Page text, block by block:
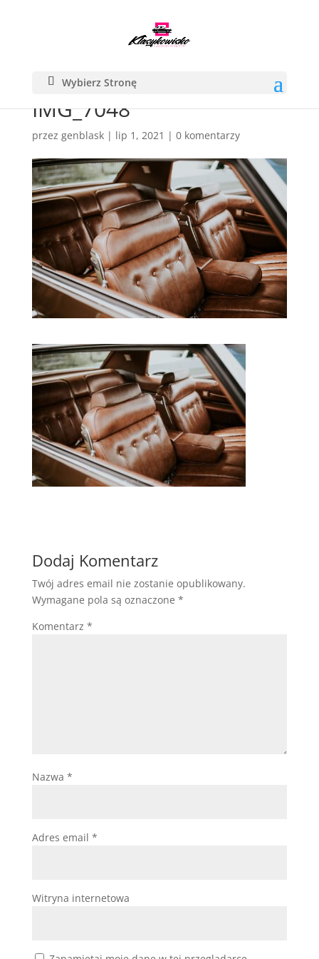
Wybierz Stronę
IMG_7048
przez genblask| lip 1, 2021 | 0 komentarzy
Dodaj Komentarz
Twój adres email nie zostanie opublikowany.
Wymagane pola są oznaczone *
Komentarz *
Nazwa *
Adres email *
Witryna internetowa